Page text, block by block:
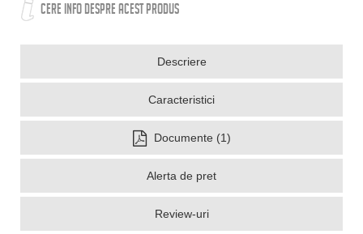
CERE INFO DESPRE ACEST PRODUS
Descriere
Caracteristici
Documente (1)
Alerta de pret
Review-uri